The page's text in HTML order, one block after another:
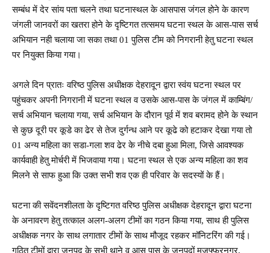
सम्बंध में देर सांय पता चलने तथा घटनास्थल के आसपास जंगल होने के कारण
जंगली जानवरों का खतरा होने के दृष्टिगत तत्समय घटना स्थल के आस-पास सर्च
अभियान नही चलाया जा सका तथा 01 पुलिस टीम को निगरानी हेतु घटना स्थल
पर नियुक्त किया गया।
अगले दिन प्रातः वरिष्ठ पुलिस अधीक्षक देहरादून द्वारा स्वंय घटना स्थल पर
पहुंचकर अपनी निगरानी में घटना स्थल व उसके आस-पास के जंगल में काम्बिंग/
सर्च अभियान चलाया गया, सर्च अभियान के दौरान पूर्व में शव बरामद होने के स्थान
से कुछ दूरी पर कूडे का ढेर से तेज दुर्गन्ध आने पर कूढे को हटाकर देखा गया तो
01 अन्य महिला का सडा-गला शव ढेर के नीचे दबा हुआ मिला, जिसे आवश्यक
कार्यवाही हेतु मोर्चरी में भिजवाया गया। घटना स्थल से एक अन्य महिला का शव
मिलने से साफ हुआ कि उक्त सभी शव एक ही परिवार के सदस्यों के हैं।
घटना की सवेंदनशीलता के दृष्टिगत वरिष्ठ पुलिस अधीक्षक देहरादून द्वारा घटना
के अनावरण हेतु तत्काल अलग-अलग टीमों का गठन किया गया, साथ ही पुलिस
अधीक्षक नगर के साथ लगातार टीमों के साथ मौजूद रहकर मॉनिटरिंग की गई।
गठित टीमों द्वारा जनपद के सभी थाने व आस पास के जनपदों मुजफ्फरनगर,